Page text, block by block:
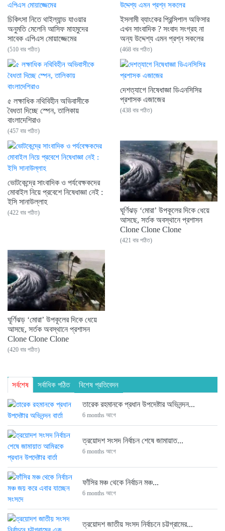
চিকিৎসা নিতে থাইল্যান্ড যাওয়ার
অনুমতি মেলেনি আসিফ মাহমুদের
সাবেক এপিএস মোয়াজ্জেমের
(510 বার পঠিত)
ইসলামী ব্যাংকের প্রিন্সিপাল অফিসার
এখন সাংবাদিক ? সংবাদ সংগ্রহ না
অন্য উদ্দেশ্য এমন প্রশ্ন সকলের
(468 বার পঠিত)
৫ লক্ষাধিক নথিবিহীন অভিবাসীকে
বৈধতা দিচ্ছে স্পেন, তালিকায়
বাংলাদেশিরাও
(457 বার পঠিত)
দেশত্যাগে নিষেধাজ্ঞা ডিএনসিসির
প্রশাসক এজাজের
(438 বার পঠিত)
ভোটকেন্দ্রে সাংবাদিক ও পর্যবেক্ষকদের
মোবাইল নিয়ে প্রবেশে নিষেধাজ্ঞা নেই :
ইসি সানাউল্লাহ
(422 বার পঠিত)
ঘূর্ণিঝড় ‘মোরা’ উপকূলের দিকে ধেয়ে
আসছে, সর্তক অবস্থানে প্রশাসন
Clone Clone Clone
(421 বার পঠিত)
ঘূর্ণিঝড় ‘মোরা’ উপকূলের দিকে ধেয়ে
আসছে, সর্তক অবস্থানে প্রশাসন
Clone Clone Clone
(420 বার পঠিত)
সর্বশেষ সর্বাধিক পঠিত বিশেষ প্রতিবেদন
তারেক রহমানকে প্রধান উপদেষ্টার অভিনন্দন...
6 months আগে
ত্রয়োদশ সংসদ নির্বাচন শেষে জামায়াত...
6 months আগে
ফাঁসির মঞ্চ থেকে নির্বাচন মঞ্চ...
6 months আগে
ত্রয়োদশ জাতীয় সংসদ নির্বাচনে চট্টগ্রামের...